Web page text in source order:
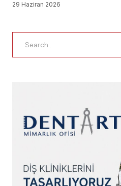
29 Haziran 2026